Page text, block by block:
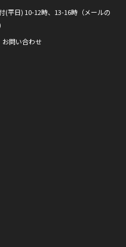
(平日) 10-12時、13-16時（メールの
お問い合わせ